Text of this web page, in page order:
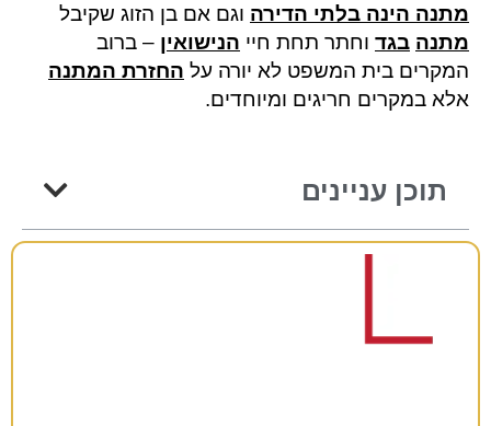
מתנה הינה בלתי הדירה וגם אם בן הזוג שקיבל
מתנה בגד וחתר תחת חיי הנישואין – ברוב
המקרים בית המשפט לא יורה על החזרת המתנה
אלא במקרים חריגים ומיוחדים.
תוכן עניינים